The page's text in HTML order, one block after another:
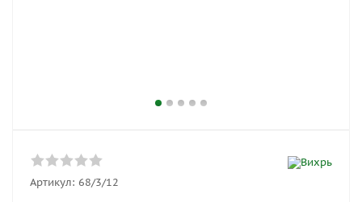
Артикул: 68/3/12